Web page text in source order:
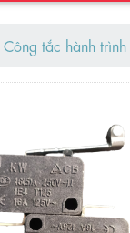
Công tắc hành trình